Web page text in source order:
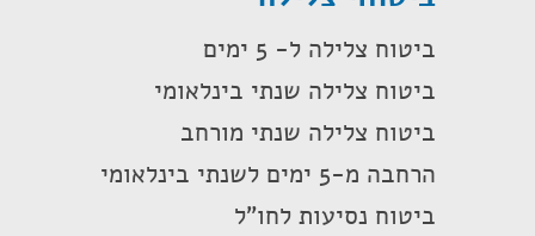
ביטוח צלילה ל- 5 ימים
ביטוח צלילה שנתי בינלאומי
ביטוח צלילה שנתי מורחב
הרחבה מ-5 ימים לשנתי בינלאומי
ביטוח נסיעות לחו"ל